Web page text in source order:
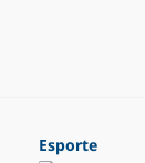
Esporte